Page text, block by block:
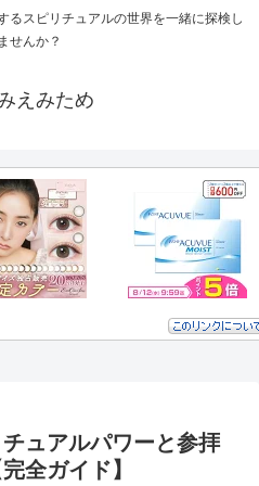
るスピリチュアルの世界を一緒に探検し
せんか？
えみため
ュアルパワーと参拝
全ガイド】